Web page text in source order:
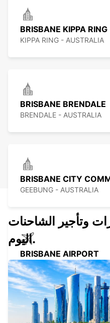
BRISBANE KIPPA RING
KIPPA RING - AUSTRALIA
BRISBANE BRENDALE
BRENDALE - AUSTRALIA
BRISBANE CITY
GEEBUNG - AUSTRALIA
BRISBANE AIRPORT
BRISBANE - AUSTRALIA
وتأجير الشاحنات
اليوم.